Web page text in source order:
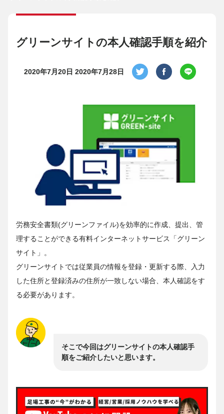
グリーンサイトの本人確認手順を紹介
2020年7月20日 2020年7月28日
労務安全書類(グリーンファイル)を効率的に作成、提出、管
理することができる有料インターネットサービス「グリーン
サイト」。
グリーンサイトでは従業員の情報を登録・更新する際、入力
した住所と登録済みの住所が一致しない場合、本人確認をす
る必要があります。
そこで今回はグリーンサイトの本人確認手
順をご紹介したいと思います。